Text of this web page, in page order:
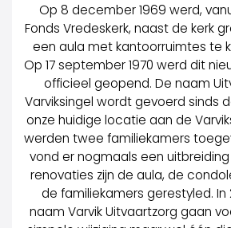
Op 8 december 1969 werd,
Fonds Vredeskerk, naast de kerk
een aula met kantoorruimtes te
Op 17 september 1970 werd dit
officieel geopend. De naam
Varviksingel wordt gevoerd sinds
onze huidige locatie aan de
werden twee familiekamers
vond er nogmaals een
renovaties zijn de aula, de
de familiekamers gerestyled. In
naam Varvik Uitvaartzorg gaan